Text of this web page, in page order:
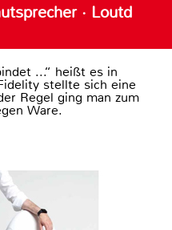
· Loutd
...“ heißt es in
stellte sich eine
Regel ging man zum
Ware.